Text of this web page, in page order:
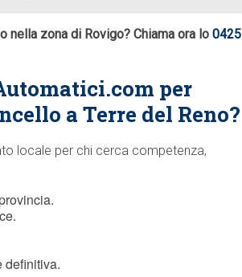
nella zona di Rovigo? Chiama ora lo 0425
per
a Terre del Reno?
locale per chi cerca competenza,
definitiva.